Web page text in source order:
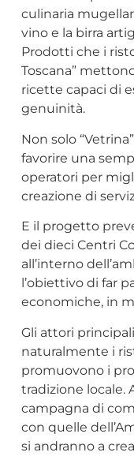
culinaria
vino e la birra
Prodotti che i
Toscana”
ricette capaci di
genuinità.
Non solo
favorire una
operatori per
creazione di
E il progetto
dei dieci Centri
all’interno
l’obiettivo di far
economiche, in
Gli attori
naturalmente i
promuovono i
tradizione locale.
campagna di
con quelle
si andranno a